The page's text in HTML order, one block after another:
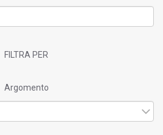
FILTRA PER
Argomento